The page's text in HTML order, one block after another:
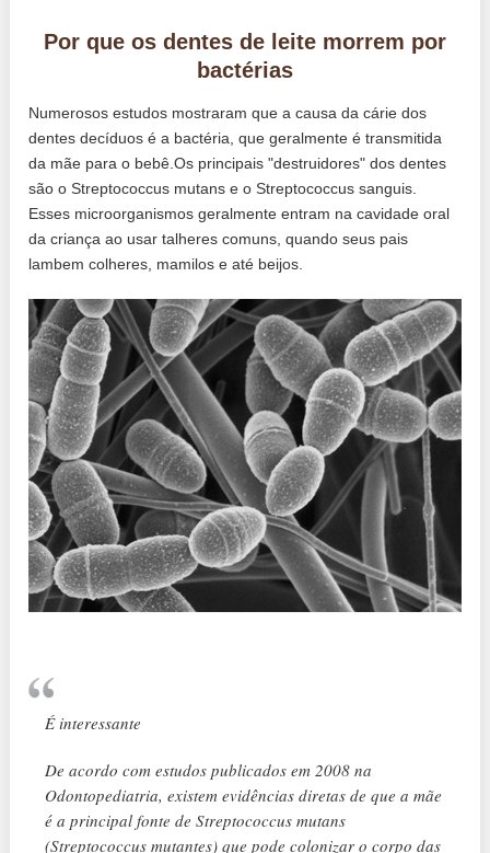
Por que os dentes de leite morrem por
bactérias
Numerosos estudos mostraram que a causa da cárie dos
dentes decíduos é a bactéria, que geralmente é transmitida
da mãe para o bebê.Os principais "destruidores" dos dentes
são o Streptococcus mutans e o Streptococcus sanguis.
Esses microorganismos geralmente entram na cavidade oral
da criança ao usar talheres comuns, quando seus pais
lambem colheres, mamilos e até beijos.
É interessante
De acordo com estudos publicados em 2008 na
Odontopediatria, existem evidências diretas de que a mãe
é a principal fonte de Streptococcus mutans
(Streptococcus mutantes) que pode colonizar o corpo das